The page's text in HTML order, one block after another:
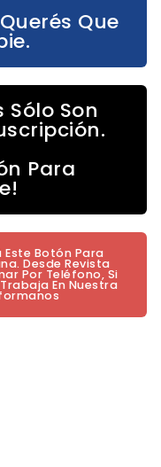
Que
Son
Para
Este Botón Para
Desde Revista
Por Teléfono, Si
En Nuestra